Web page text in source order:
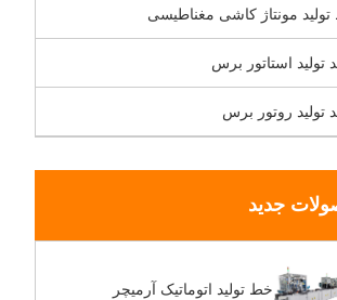
مونتاژ کاشی مغناطیسی
تولید استاتور برس
تولید روتور برس
جدید
خط تولید اتوماتیک آرمیچر